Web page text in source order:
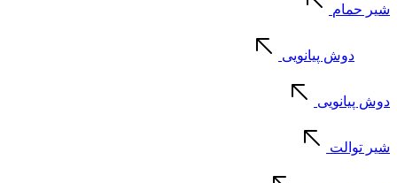
شیر حمام
دوش پیانویی
دوش پیانویی
شیر توالت